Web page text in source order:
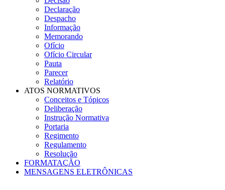
Declaração
Despacho
Informação
Memorando
Ofício
Ofício Circular
Pauta
Parecer
Relatório
ATOS NORMATIVOS
Conceitos e Tópicos
Deliberação
Instrução Normativa
Portaria
Regimento
Regulamento
Resolução
FORMATAÇÃO
MENSAGENS ELETRÔNICAS